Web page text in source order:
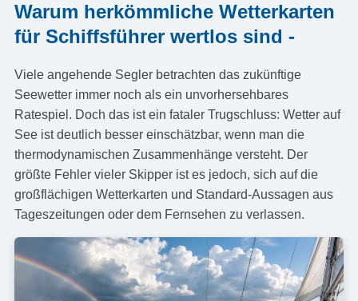
Warum herkömmliche Wetterkarten
für Schiffsführer wertlos sind -
Viele angehende Segler betrachten das zukünftige
Seewetter immer noch als ein unvorhersehbares
Ratespiel. Doch das ist ein fataler Trugschluss: Wetter auf
See ist deutlich besser einschätzbar, wenn man die
thermodynamischen Zusammenhänge versteht. Der
größte Fehler vieler Skipper ist es jedoch, sich auf die
großflächigen Wetterkarten und Standard-Aussagen aus
Tageszeitungen oder dem Fernsehen zu verlassen.